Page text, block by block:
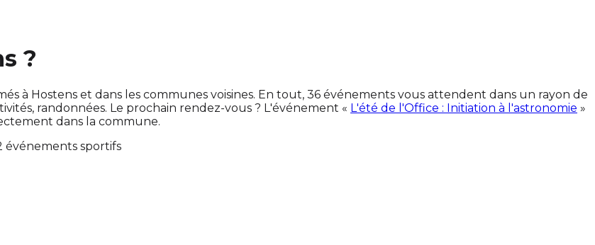
?
à Hostens et dans les communes voisines. En tout, 36 événements vous attendent dans un rayon de
randonnées. Le prochain rendez-vous ? L'événement « L'été de l'Office : Initiation à l'astronomie »
dans la commune.
événements sportifs